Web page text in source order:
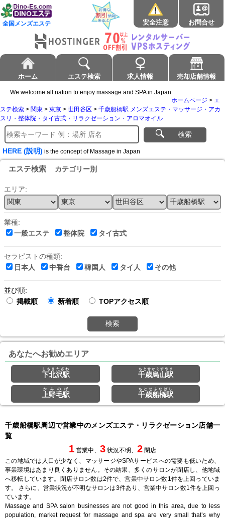
全国メンズエステ 安全注意 お問合せ
ホーム エステ検索 求人情報 売却店舗情報
We welcome all nation to enjoy massage and SPA in Japan
ホームページ > エ
ステ検索 > 関東 > 東京 > 世田谷区 > 千歳船橋駅 メンズエステ・マッサージ・アカ
スリ・整体院・タイ古式・リラクゼーション・アロマオイル
検索
HERE (説明) is the concept of Massage in Japan
エステ検索 カテゴリー別
エリア:
業種:
一般エステ
整体院 タイ古式
セラピストの種類:
日本人
中香台 韓国人 タイ人 その他
並び順:
掲載順
新着順 TOPアクセス順
検索
あなたへお勧めエリア
下北沢駅
しもきたざわ
千歳烏山駅
ちとせからすやま
上野毛駅
かみのげ
千歳船橋駅
ちとせふなばし
千歳船橋駅周辺で営業中のメンズエステ・リラクゼーション店舗一
覧
1 営業中、 3 状況不明、 2 閉店
この地域では人口が少なく、マッサージやSPAサービスへの需要も低いため、
事業環境はあまり良くありません。その結果、多くのサロンが閉店し、他地域
へ移転しています。閉店サロン数は2件で、営業中サロン数1件を上回っていま
す。 さらに、営業状況が不明なサロンは3件あり、営業中サロン数1件を上回っ
ています。
Massage and SPA salon businesses are not good in this area, due to less
population, market request for massage and spa are very small that’s why